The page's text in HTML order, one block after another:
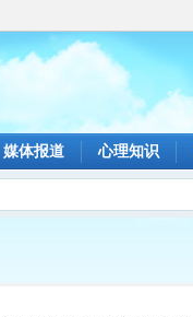
媒体报道 心理知识